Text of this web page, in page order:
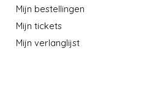
Mijn bestellingen
Mijn tickets
Mijn verlanglijst